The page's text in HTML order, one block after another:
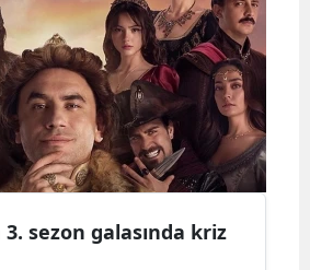
Kastamonu
Kayseri
Kırklareli
Kırşehir
Kocaeli
Konya
sezon galasında kriz